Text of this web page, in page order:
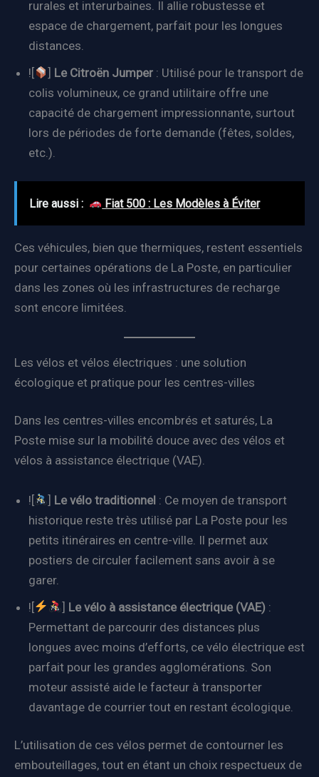
rurales et interurbaines. Il allie robustesse et
espace de chargement, parfait pour les longues
distances.
![
] Le Citroën Jumper : Utilisé pour le transport de
colis volumineux, ce grand utilitaire offre une
capacité de chargement impressionnante, surtout
lors de périodes de forte demande (fêtes, soldes,
etc.).
Lire aussi : Fiat 500 : Les Modèles à Éviter
Ces véhicules, bien que thermiques, restent essentiels
pour certaines opérations de La Poste, en particulier
dans les zones où les infrastructures de recharge
sont encore limitées.
Les vélos et vélos électriques : une solution
écologique et pratique pour les centres-villes
Dans les centres-villes encombrés et saturés, La
Poste mise sur la mobilité douce avec des vélos et
vélos à assistance électrique (VAE).
![ ] Le vélo traditionnel : Ce moyen de transport
historique reste très utilisé par La Poste pour les
petits itinéraires en centre-ville. Il permet aux
postiers de circuler facilement sans avoir à se
garer.
![
] Le vélo à assistance électrique (VAE) :
Permettant de parcourir des distances plus
longues avec moins d’efforts, ce vélo électrique est
parfait pour les grandes agglomérations. Son
moteur assisté aide le facteur à transporter
davantage de courrier tout en restant écologique.
L’utilisation de ces vélos permet de contourner les
embouteillages, tout en étant un choix respectueux de